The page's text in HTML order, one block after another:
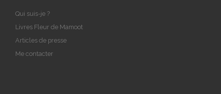
Qui suis-je ?
Livres Fleur de Mamoot
Articles de presse
Me contacter